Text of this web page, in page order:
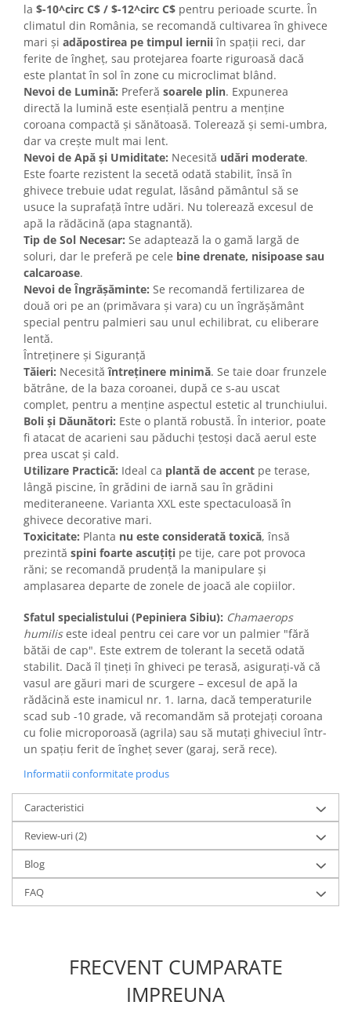
la $-10^circ C$ / $-12^circ C$ pentru perioade scurte. În
climatul din România, se recomandă cultivarea în ghivece
mari și adăpostirea pe timpul ierniiîn spații reci, dar
ferite de îngheț, sau protejarea foarte riguroasă dacă
este plantat în sol în zone cu microclimat blând.
Nevoi de Lumină: Preferă soarele plin. Expunerea
directă la lumină este esențială pentru a menține
coroana compactă și sănătoasă. Tolerează și semi-umbra,
dar va crește mult mai lent.
Nevoi de Apă și Umiditate: Necesită udări moderate.
Este foarte rezistent la secetă odată stabilit, însă în
ghivece trebuie udat regulat, lăsând pământul să se
usuce la suprafață între udări. Nu tolerează excesul de
apă la rădăcină (apa stagnantă).
Tip de Sol Necesar: Se adaptează la o gamă largă de
soluri, dar le preferă pe cele bine drenate, nisipoase sau
calcaroase.
Nevoi de Îngrășăminte: Se recomandă fertilizarea de
două ori pe an (primăvara și vara) cu un îngrășământ
special pentru palmieri sau unul echilibrat, cu eliberare
lentă.
Întreținere și Siguranță
Tăieri: Necesităîntreținere minimă. Se taie doar frunzele
bătrâne, de la baza coroanei, după ce s-au uscat
complet, pentru a menține aspectul estetic al trunchiului.
Boli și Dăunători: Este o plantă robustă. În interior, poate
fi atacat de acarieni sau păduchi țestoși dacă aerul este
prea uscat și cald.
Utilizare Practică: Ideal ca plantă de accent pe terase,
lângă piscine, în grădini de iarnă sau în grădini
mediteraneene. Varianta XXL este spectaculoasă în
ghivece decorative mari.
Toxicitate: Planta nu este considerată toxică, însă
prezintă spini foarte ascuțiți pe tije, care pot provoca
răni; se recomandă prudență la manipulare și
amplasarea departe de zonele de joacă ale copiilor.
Sfatul specialistului (Pepiniera Sibiu): Chamaerops
humiliseste ideal pentru cei care vor un palmier "fără
bătăi de cap". Este extrem de tolerant la secetă odată
stabilit. Dacă îl țineți în ghiveci pe terasă, asigurați-vă că
vasul are găuri mari de scurgere – excesul de apă la
rădăcină este inamicul nr. 1. Iarna, dacă temperaturile
scad sub -10 grade, vă recomandăm să protejați coroana
cu folie microporoasă (agrila) sau să mutați ghiveciul într-
un spațiu ferit de îngheț sever (garaj, seră rece).
Informatii conformitate produs
Caracteristici
Review-uri(2)
Blog
FAQ
FRECVENT CUMPARATE
IMPREUNA